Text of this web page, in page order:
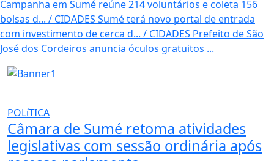
Campanha em Sumé reúne 214 voluntários e coleta 156
bolsas d... / CIDADES Sumé terá novo portal de entrada
com investimento de cerca d... / CIDADES Prefeito de São
José dos Cordeiros anuncia óculos gratuitos ...
POLíTICA
Câmara de Sumé retoma atividades
legislativas com sessão ordinária após